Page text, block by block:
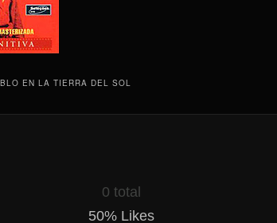
EN LA TIERRA DEL SOL
0 total
50% Likes